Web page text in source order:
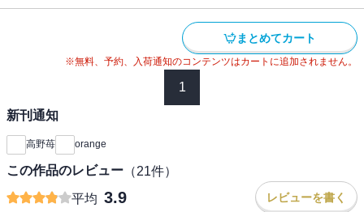
まとめてカート
※無料、予約、入荷通知のコンテンツはカートに追加されません。
1
新刊通知
高野苺 orange
この作品のレビュー （21件）
平均 3.9 レビューを書く